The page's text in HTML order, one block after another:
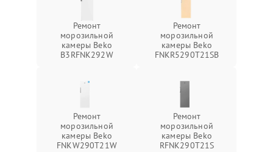
Ремонт
морозильной
камеры Beko
B3RFNK292W
Ремонт
морозильной
камеры Beko
FNKR5290T21SB
Ремонт
морозильной
камеры Beko
FNKW290T21W
Ремонт
морозильной
камеры Beko
RFNK290T21S